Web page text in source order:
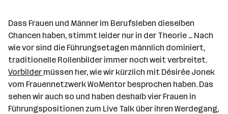
Dass Frauen und Männer im Berufsleben dieselben
Chancen haben, stimmt leider nur in der Theorie … Nach
wie vor sind die Führungsetagen männlich dominiert,
traditionelle Rollenbilder immer noch weit verbreitet.
Vorbilder müssen her, wie wir kürzlich mit Désirée Jonek
vom Frauennetzwerk WoMentor besprochen haben. Das
sehen wir auch so und haben deshalb vier Frauen in
Führungspositionen zum Live Talk über ihren Werdegang,